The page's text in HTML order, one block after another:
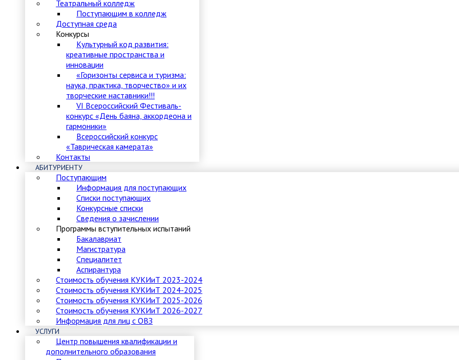
Театральный колледж
Поступающим в колледж
Доступная среда
Конкурсы
Культурный код развития:
креативные пространства и
инновации
«Горизонты сервиса и туризма:
наука, практика, творчество» и их
творческие наставники!!!
VI Всероссийский Фестиваль-
конкурс «День баяна, аккордеона и
гармоники»
Всероссийский конкурс
«Таврическая камерата»
Контакты
АБИТУРИЕНТУ
Поступающим
Информация для поступающих
Списки поступающих
Конкурсные списки
Сведения о зачислении
Программы вступительных испытаний
Бакалавриат
Магистратура
Специалитет
Аспирантура
Стоимость обучения КУКИиТ 2023-2024
Стоимость обучения КУКИиТ 2024-2025
Стоимость обучения КУКИиТ 2025-2026
Стоимость обучения КУКИиТ 2026-2027
Информация для лиц с ОВЗ
УСЛУГИ
Центр повышения квалификации и
дополнительного образования